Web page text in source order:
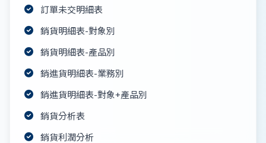
訂單未交明細表
銷貨明細表-對象別
銷貨明細表-產品別
銷進貨明細表-業務別
銷進貨明細表-對象+產品別
銷貨分析表
銷貨利潤分析